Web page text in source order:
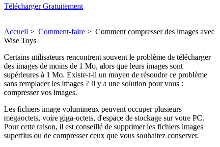
Télécharger Gratuitement
Accueil > Comment-faire > Comment compresser des images avec
Wise Toys
Certains utilisateurs rencontrent souvent le problème de télécharger
des images de moins de 1 Mo, alors que leurs images sont
supérieures à 1 Mo. Existe-t-il un moyen de résoudre ce problème
sans remplacer les images ? Il y a une solution pour vous :
compresser vos images.
Les fichiers image volumineux peuvent occuper plusieurs
mégaoctets, voire giga-octets, d'espace de stockage sur votre PC.
Pour cette raison, il est conseillé de supprimer les fichiers images
superflus ou de compresser ceux que vous souhaitez conserver.